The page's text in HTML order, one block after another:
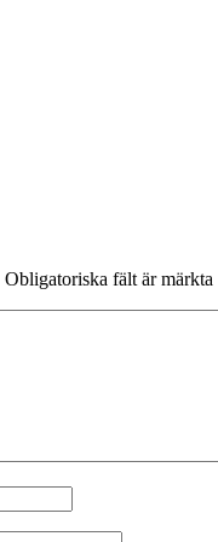
Obligatoriska fält är märkta